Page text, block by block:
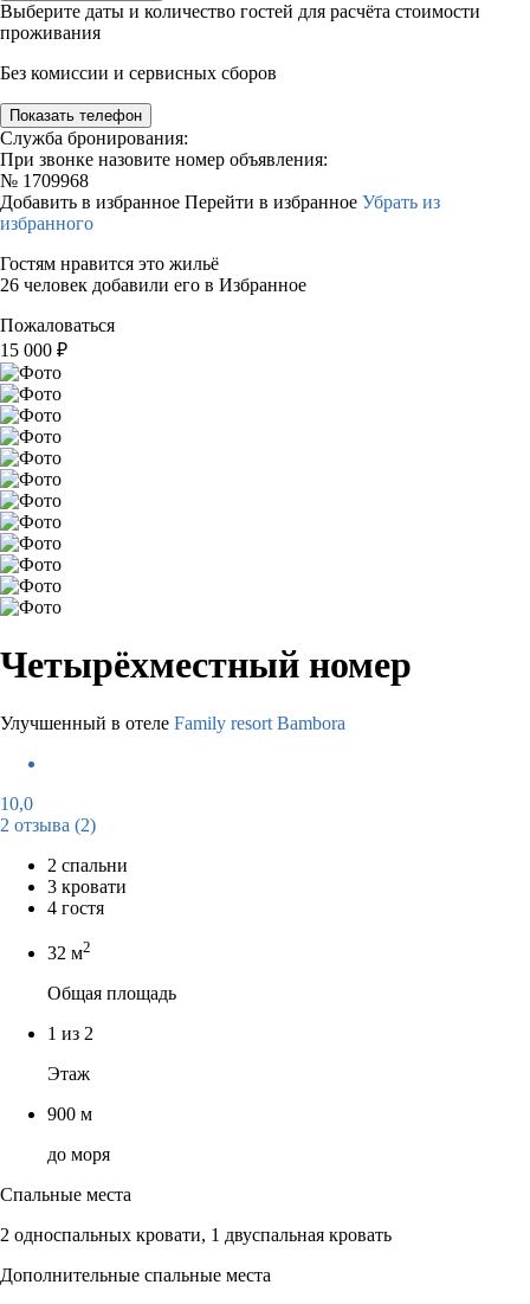
Выберите даты и количество гостей для расчёта стоимости
проживания
Без комиссии и сервисных сборов
Показать телефон
Служба бронирования:
При звонке назовите номер объявления:
№ 1709968
Добавить в избранное Перейти в избранное Убрать из
избранного
Гостям нравится это жильё
26 человек добавили его в Избранное
Пожаловаться
15 000 ₽
Четырёхместный номер
Улучшенный в отеле Family resort Bambora
10,0
2 отзыва (2)
2 спальни
3 кровати
4 гостя
32 м2
Общая площадь
1 из 2
Этаж
900 м
до моря
Спальные места
2 односпальных кровати, 1 двуспальная кровать
Дополнительные спальные места